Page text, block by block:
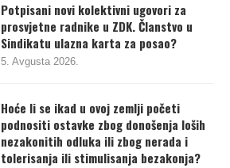
Potpisani novi kolektivni ugovori za
prosvjetne radnike u ZDK. Članstvo u
Sindikatu ulazna karta za posao?
5. Avgusta 2026.
Hoće li se ikad u ovoj zemlji početi
podnositi ostavke zbog donošenja loših
nezakonitih odluka ili zbog nerada i
tolerisanja ili stimulisanja bezakonja?